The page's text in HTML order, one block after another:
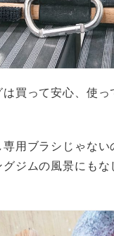
買って安心、使っ
用ブラシじゃない
ジムの風景にもな